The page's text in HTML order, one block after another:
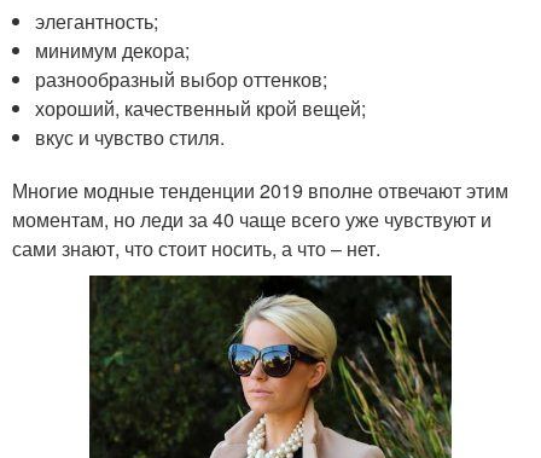
элегантность;
минимум декора;
разнообразный выбор оттенков;
хороший, качественный крой вещей;
вкус и чувство стиля.
Многие модные тенденции 2019 вполне отвечают этим
моментам, но леди за 40 чаще всего уже чувствуют и
сами знают, что стоит носить, а что – нет.